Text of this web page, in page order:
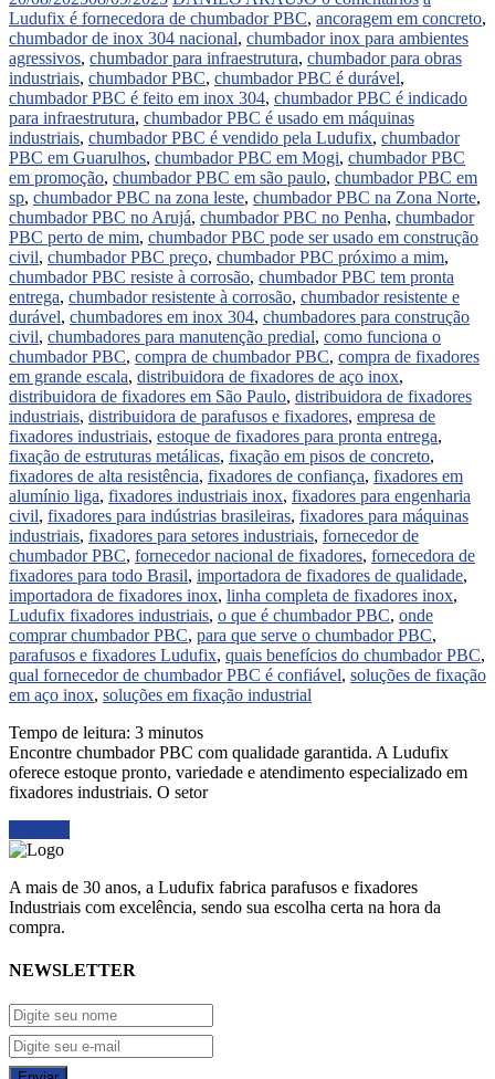
Ludufix é fornecedora de chumbador PBC, ancoragem em concreto,
chumbador de inox 304 nacional, chumbador inox para ambientes
agressivos, chumbador para infraestrutura, chumbador para obras
industriais, chumbador PBC, chumbador PBC é durável,
chumbador PBC é feito em inox 304, chumbador PBC é indicado
para infraestrutura, chumbador PBC é usado em máquinas
industriais, chumbador PBC é vendido pela Ludufix, chumbador
PBC em Guarulhos, chumbador PBC em Mogi, chumbador PBC
em promoção, chumbador PBC em são paulo, chumbador PBC em
sp, chumbador PBC na zona leste, chumbador PBC na Zona Norte,
chumbador PBC no Arujá, chumbador PBC no Penha, chumbador
PBC perto de mim, chumbador PBC pode ser usado em construção
civil, chumbador PBC preço, chumbador PBC próximo a mim,
chumbador PBC resiste à corrosão, chumbador PBC tem pronta
entrega, chumbador resistente à corrosão, chumbador resistente e
durável, chumbadores em inox 304, chumbadores para construção
civil, chumbadores para manutenção predial, como funciona o
chumbador PBC, compra de chumbador PBC, compra de fixadores
em grande escala, distribuidora de fixadores de aço inox,
distribuidora de fixadores em São Paulo, distribuidora de fixadores
industriais, distribuidora de parafusos e fixadores, empresa de
fixadores industriais, estoque de fixadores para pronta entrega,
fixação de estruturas metálicas, fixação em pisos de concreto,
fixadores de alta resistência, fixadores de confiança, fixadores em
alumínio liga, fixadores industriais inox, fixadores para engenharia
civil, fixadores para indústrias brasileiras, fixadores para máquinas
industriais, fixadores para setores industriais, fornecedor de
chumbador PBC, fornecedor nacional de fixadores, fornecedora de
fixadores para todo Brasil, importadora de fixadores de qualidade,
importadora de fixadores inox, linha completa de fixadores inox,
Ludufix fixadores industriais, o que é chumbador PBC, onde
comprar chumbador PBC, para que serve o chumbador PBC,
parafusos e fixadores Ludufix, quais benefícios do chumbador PBC,
qual fornecedor de chumbador PBC é confiável, soluções de fixação
em aço inox, soluções em fixação industrial
Tempo de leitura: 3 minutos
Encontre chumbador PBC com qualidade garantida. A Ludufix
oferece estoque pronto, variedade e atendimento especializado em
fixadores industriais. O setor
A mais de 30 anos, a Ludufix fabrica parafusos e fixadores
Industriais com excelência, sendo sua escolha certa na hora da
compra.
NEWSLETTER